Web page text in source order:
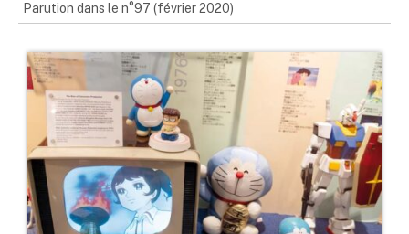
Parution dans le n°97 (février 2020)